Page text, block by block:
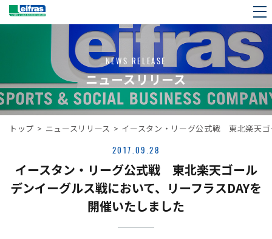
NEWS RELEASE
ニュースリリース
トップ > ニュースリリース > イースタン・リーグ公式戦 東北楽天ゴ
2017.09.28
イースタン・リーグ公式戦 東北楽天ゴール
デンイーグルス戦において、リーフラスDAYを
開催いたしました